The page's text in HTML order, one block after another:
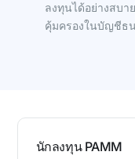
ลงทุนได้อย่างสบา
คุ้มครองในบัญชีธ
นักลงทุน PAMM